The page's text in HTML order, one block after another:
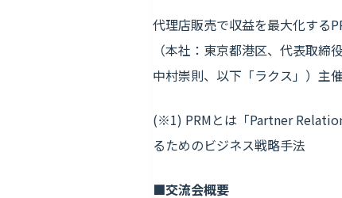
代理店販売で収益を最大化する
（本社：東京都港区、代表取
中村崇則、以下「ラクス」）主
(※1) PRMとは「Partner
るためのビジネス戦略手法
■交流会概要